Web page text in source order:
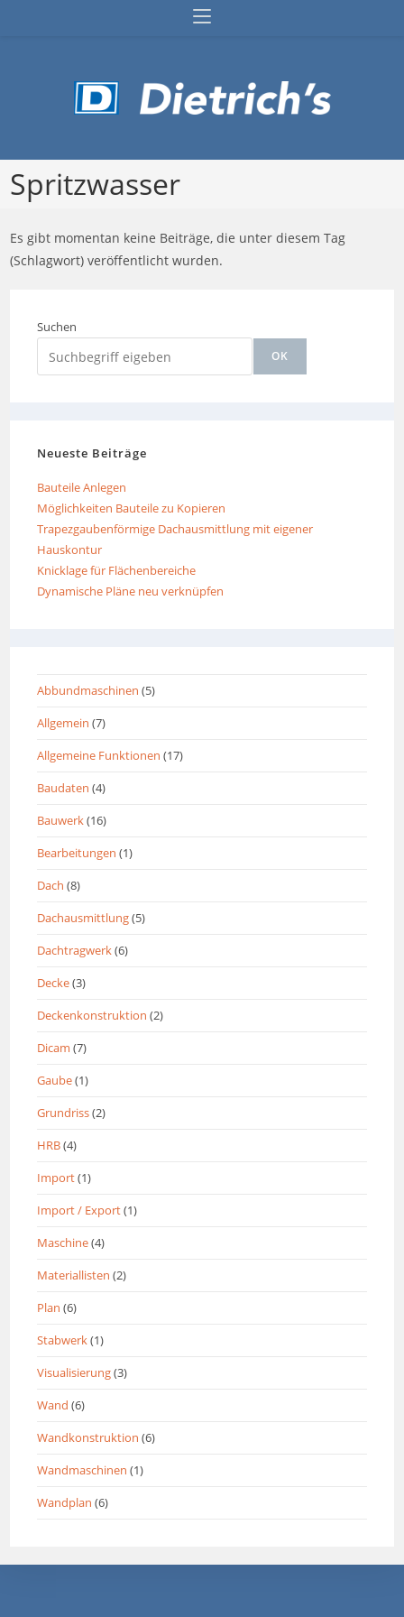
Spritzwasser
Es gibt momentan keine Beiträge, die unter diesem Tag
(Schlagwort) veröffentlicht wurden.
Suchen
OK
Neueste Beiträge
Bauteile Anlegen
Möglichkeiten Bauteile zu Kopieren
Trapezgaubenförmige Dachausmittlung mit eigener
Hauskontur
Knicklage für Flächenbereiche
Dynamische Pläne neu verknüpfen
Abbundmaschinen (5)
Allgemein (7)
Allgemeine Funktionen (17)
Baudaten (4)
Bauwerk(16)
Bearbeitungen (1)
Dach (8)
Dachausmittlung(5)
Dachtragwerk(6)
Decke(3)
Deckenkonstruktion (2)
Dicam (7)
Gaube(1)
Grundriss(2)
HRB(4)
Import(1)
Import / Export(1)
Maschine(4)
Materiallisten (2)
Plan (6)
Stabwerk(1)
Visualisierung(3)
Wand (6)
Wandkonstruktion (6)
Wandmaschinen (1)
Wandplan (6)